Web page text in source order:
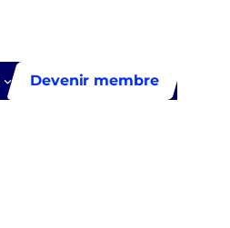
Devenir membre